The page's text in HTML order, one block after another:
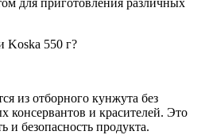
для приготовления различных
550 г?
из отборного кунжута без
консервантов и красителей. Это
и безопасность продукта.